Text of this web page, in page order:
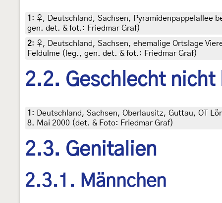
1 : ♀, Deutschland, Sachsen, Pyramidenpappelallee
gen. det. & fot.: Friedmar Graf)
2: ♀, Deutschland, Sachsen, ehemalige Ortslage
Feldulme (leg., gen. det. & fot.: Friedmar Graf)
2.2. Geschlecht nicht
1 :
Deutschland, Sachsen, Oberlausitz, Guttau, OT
8. Mai 2000 (det. & Foto: Friedmar Graf)
2.3. Genitalien
2.3.1. Männchen